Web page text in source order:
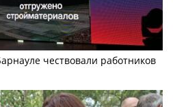
чествовали работников